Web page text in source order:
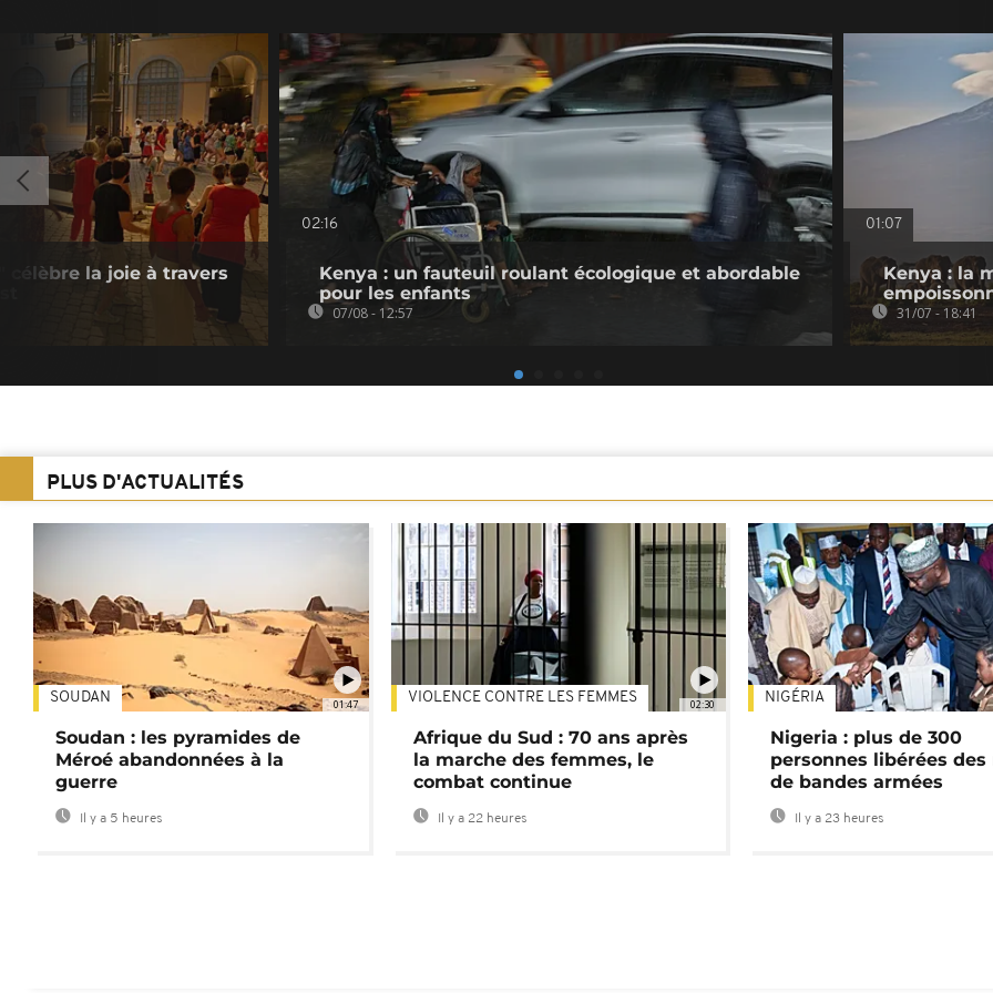
célèbre la joie à travers
02:16
Kenya : un fauteuil roulant écologique et abordable
pour les enfants
07/08 - 12:57
01:07
Kenya : la
31/07 - 18:41
PLUS D'ACTUALITÉS
01:47
SOUDAN
Soudan : les pyramides de
Méroé abandonnées à la
guerre
Il y a 5 heures
02:30
VIOLENCE CONTRE LES FEMMES
Afrique du Sud : 70 ans après
la marche des femmes, le
combat continue
Il y a 22 heures
NIGÉRIA
Nigeria : plus de 300
personnes libérées des
de bandes armées
Il y a 23 heures